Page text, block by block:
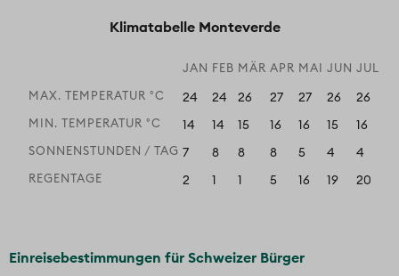
Klimatabelle Monteverde
JAN FEB MÄR APR MAI JUN JUL
MAX. TEMPERATUR °C 24 24 26 27 27 26 26
MIN. TEMPERATUR °C 14 14 15 16 16 15 16
SONNENSTUNDEN / TAG 7 8 8 8 5 4 4
REGENTAGE 2 1 1 5 16 19 20
Einreisebestimmungen für Schweizer Bürger